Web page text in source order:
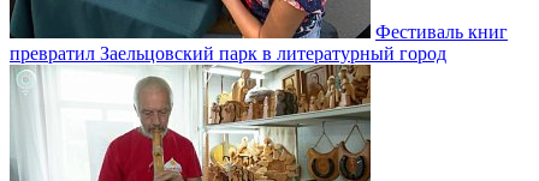
Фестиваль книг
превратил Заельцовский парк в литературный город